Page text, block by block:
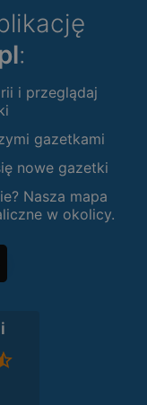
:
i przeglądaj
gazetkami
nowe gazetki
Nasza mapa
w okolicy.